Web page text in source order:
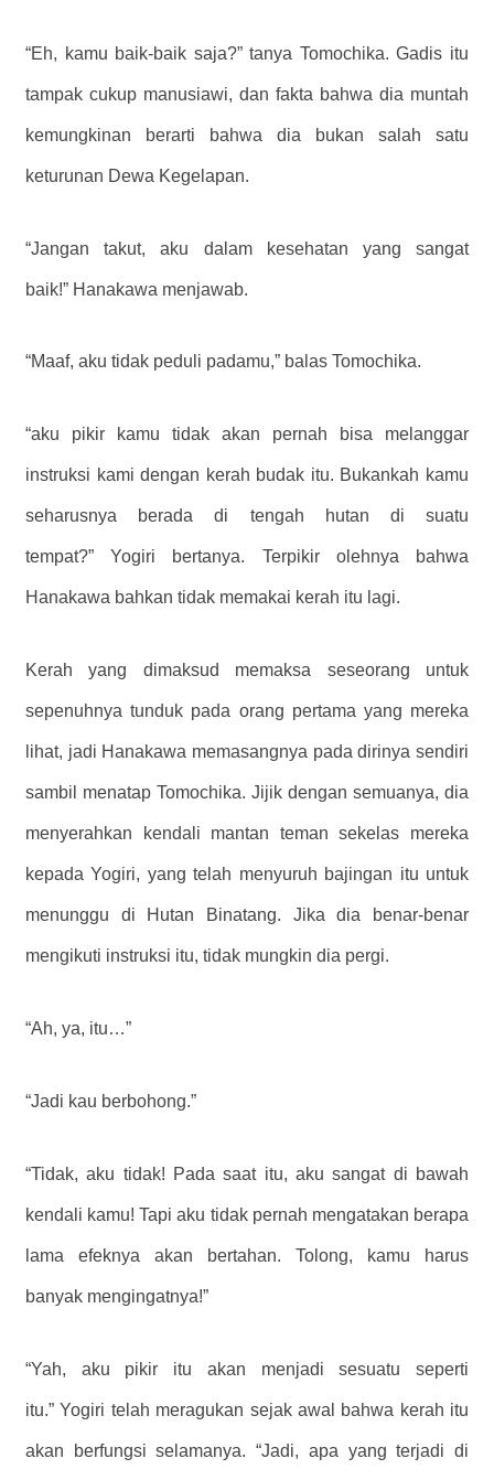
“Eh, kamu baik-baik saja?” tanya Tomochika. Gadis itu
tampak cukup manusiawi, dan fakta bahwa dia muntah
kemungkinan berarti bahwa dia bukan salah satu
keturunan Dewa Kegelapan.
“Jangan takut, aku dalam kesehatan yang sangat
baik!” Hanakawa menjawab.
“Maaf, aku tidak peduli padamu,” balas Tomochika.
“aku pikir kamu tidak akan pernah bisa melanggar
instruksi kami dengan kerah budak itu. Bukankah kamu
seharusnya berada di tengah hutan di suatu
tempat?” Yogiri bertanya. Terpikir olehnya bahwa
Hanakawa bahkan tidak memakai kerah itu lagi.
Kerah yang dimaksud memaksa seseorang untuk
sepenuhnya tunduk pada orang pertama yang mereka
lihat, jadi Hanakawa memasangnya pada dirinya sendiri
sambil menatap Tomochika. Jijik dengan semuanya, dia
menyerahkan kendali mantan teman sekelas mereka
kepada Yogiri, yang telah menyuruh bajingan itu untuk
menunggu di Hutan Binatang. Jika dia benar-benar
mengikuti instruksi itu, tidak mungkin dia pergi.
“Ah, ya, itu…”
“Jadi kau berbohong.”
“Tidak, aku tidak! Pada saat itu, aku sangat di bawah
kendali kamu! Tapi aku tidak pernah mengatakan berapa
lama efeknya akan bertahan. Tolong, kamu harus
banyak mengingatnya!”
“Yah, aku pikir itu akan menjadi sesuatu seperti
itu.” Yogiri telah meragukan sejak awal bahwa kerah itu
akan berfungsi selamanya. “Jadi, apa yang terjadi di